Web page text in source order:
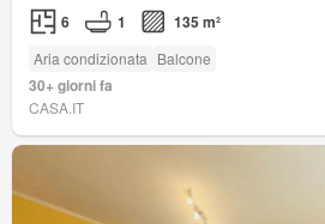
6 1 135 m²
Aria condizionata Balcone
30+ giorni fa
CASA.IT